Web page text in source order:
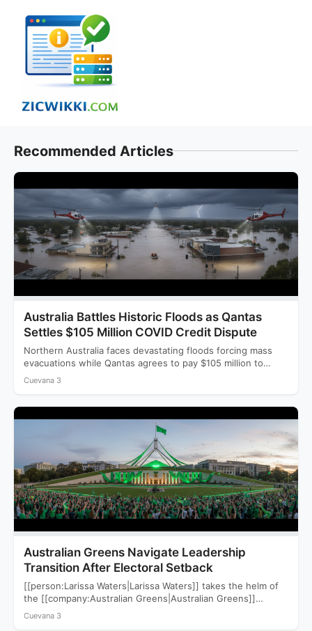
content
Recommended Articles
Australia Battles Historic Floods as Qantas
Settles $105 Million COVID Credit Dispute
Northern Australia faces devastating floods forcing mass
evacuations while Qantas agrees to pay $105 million to
settle a…
Cuevana 3
Australian Greens Navigate Leadership
Transition After Electoral Setback
[[person:Larissa Waters|Larissa Waters]] takes the helm of
the [[company:Australian Greens|Australian Greens]]
following a devastating 2025 election that saw…
Cuevana 3